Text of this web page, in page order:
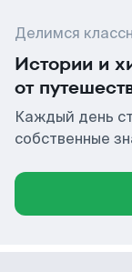
Делимся
Истории и
от
Каждый день
собственные